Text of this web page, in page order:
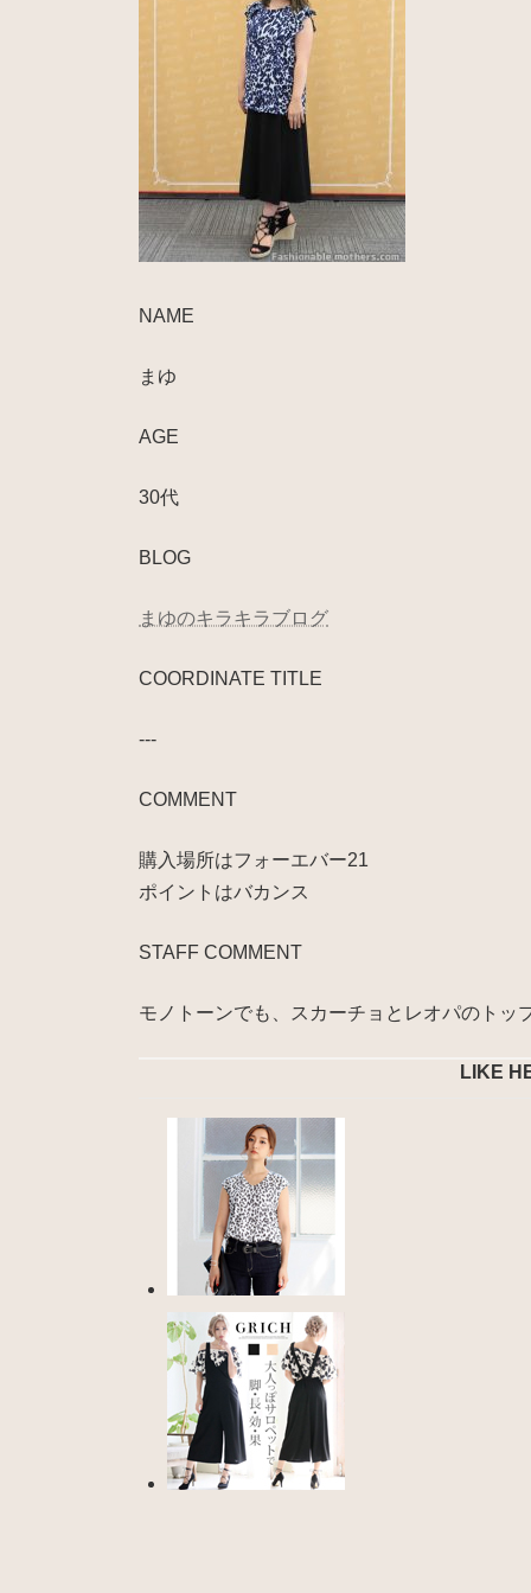
NAME
まゆ
AGE
30代
BLOG
まゆのキラキラブログ
COORDINATE TITLE
---
COMMENT
購入場所はフォーエバー21
ポイントはバカンス
STAFF COMMENT
モノトーンでも、スカーチョとレオパのトッ
LIKE